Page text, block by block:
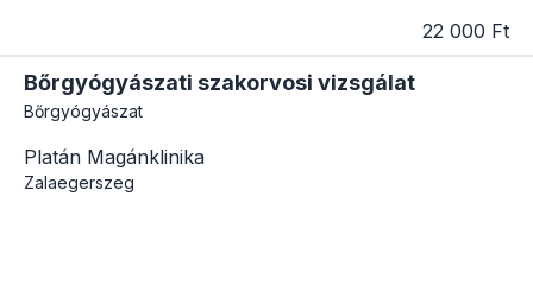
22 000 Ft
Bőrgyógyászati szakorvosi vizsgálat
Bőrgyógyászat
Platán Magánklinika
Zalaegerszeg